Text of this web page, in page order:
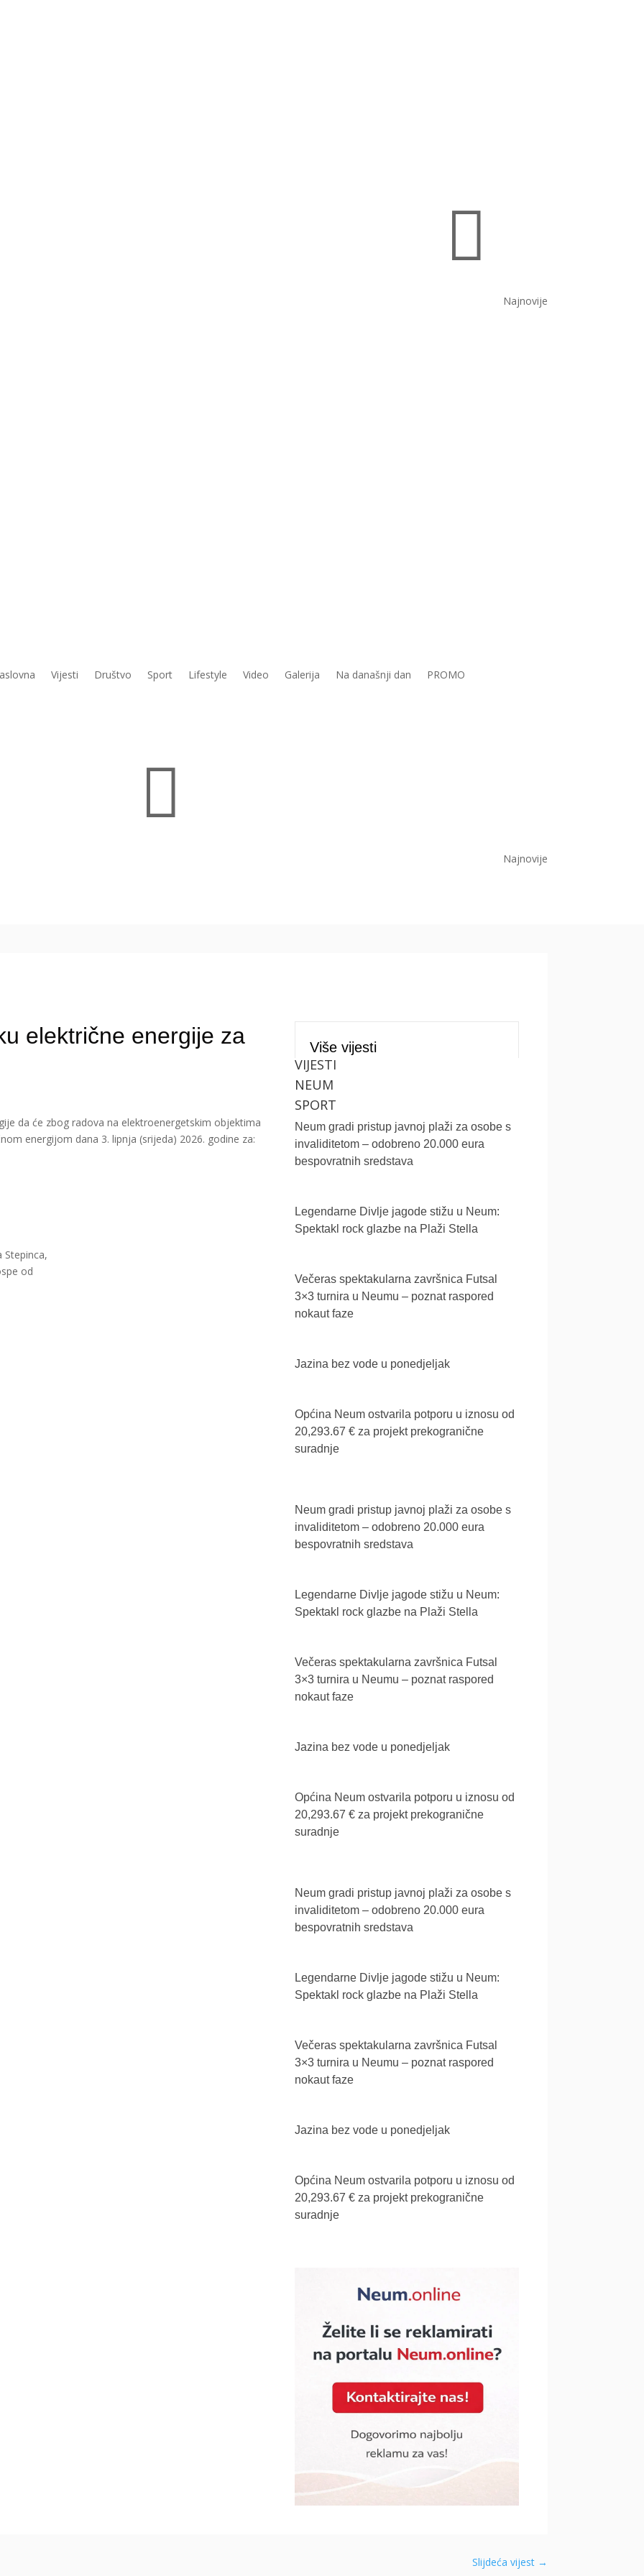

Najnovije
Vijesti Društvo Sport Lifestyle Video Galerija Na današnji dan PROMO

Najnovije
električne energije za
da će zbog radova na elektroenergetskim objektima
energijom dana 3. lipnja (srijeda) 2026. godine za:
Stepinca,
od
Više vijesti
VIJESTI
NEUM
SPORT
Neum gradi pristup javnoj plaži za osobe s
invaliditetom – odobreno 20.000 eura
bespovratnih sredstava
Legendarne Divlje jagode stižu u Neum:
Spektakl rock glazbe na Plaži Stella
Večeras spektakularna završnica Futsal
3×3 turnira u Neumu – poznat raspored
nokaut faze
Jazina bez vode u ponedjeljak
Općina Neum ostvarila potporu u iznosu od
20,293.67 € za projekt prekogranične
suradnje
Neum gradi pristup javnoj plaži za osobe s
invaliditetom – odobreno 20.000 eura
bespovratnih sredstava
Legendarne Divlje jagode stižu u Neum:
Spektakl rock glazbe na Plaži Stella
Večeras spektakularna završnica Futsal
3×3 turnira u Neumu – poznat raspored
nokaut faze
Jazina bez vode u ponedjeljak
Općina Neum ostvarila potporu u iznosu od
20,293.67 € za projekt prekogranične
suradnje
Neum gradi pristup javnoj plaži za osobe s
invaliditetom – odobreno 20.000 eura
bespovratnih sredstava
Legendarne Divlje jagode stižu u Neum:
Spektakl rock glazbe na Plaži Stella
Večeras spektakularna završnica Futsal
3×3 turnira u Neumu – poznat raspored
nokaut faze
Jazina bez vode u ponedjeljak
Općina Neum ostvarila potporu u iznosu od
20,293.67 € za projekt prekogranične
suradnje
Slijdeća vijest→